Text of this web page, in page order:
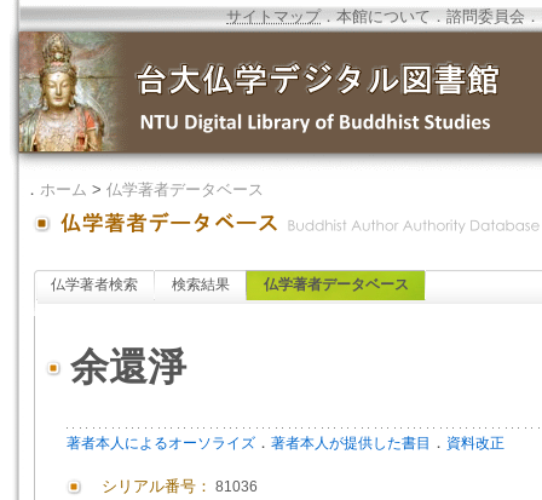
サイトマップ．本館について ．諮問委員会 ．
． ホーム > 仏学著者データベース
仏学著者検索 検索結果 仏学著者データベース
余還淨
著者本人によるオーソライズ ． 著者本人が提供した書目 ． 資料改正
シリアル番号： 81036